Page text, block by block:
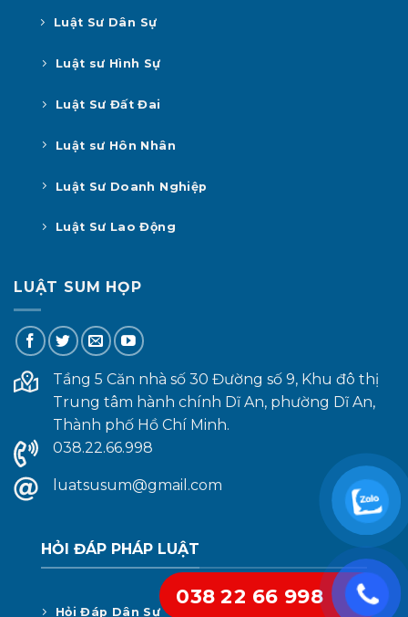
Luật Sư Dân Sự
Luật sư Hình Sự
Luật Sư Đất Đai
Luật sư Hôn Nhân
Luật Sư Doanh Nghiệp
Luật Sư Lao Động
LUẬT SUM HỌP
Tầng 5 Căn nhà số 30 Đường số 9, Khu đô thị
Trung tâm hành chính Dĩ An, phường Dĩ An,
Thành phố Hồ Chí Minh.
038.22.66.998
luatsusum@gmail.com
HỎI ĐÁP PHÁP LUẬT
Hỏi Đáp Dân Sự
038 22 66 998